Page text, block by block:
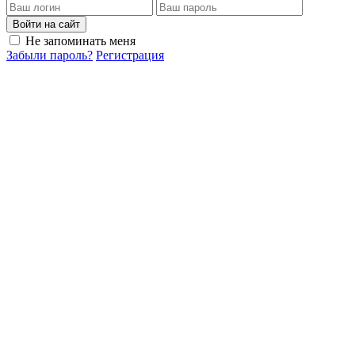
Войти на сайт
Не запоминать меня
Забыли пароль? Регистрация